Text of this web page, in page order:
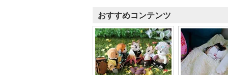
おすすめコンテンツ